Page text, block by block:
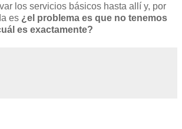
los servicios básicos hasta allí y, por
es ¿el problema es que no tenemos
es exactamente?